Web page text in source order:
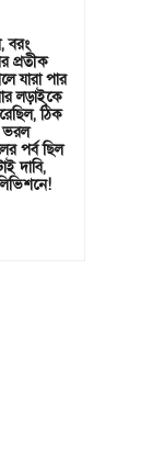
বরং
প্রতীক
যারা পার
লড়াইকে
ঠিক
ভরল
পর্ব ছিল
দাবি,